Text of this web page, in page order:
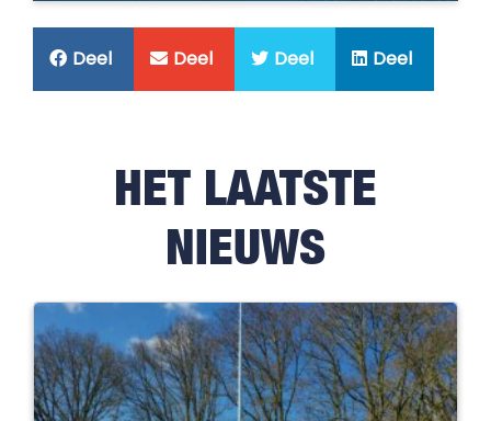
Deel Deel Deel Deel
HET LAATSTE
NIEUWS